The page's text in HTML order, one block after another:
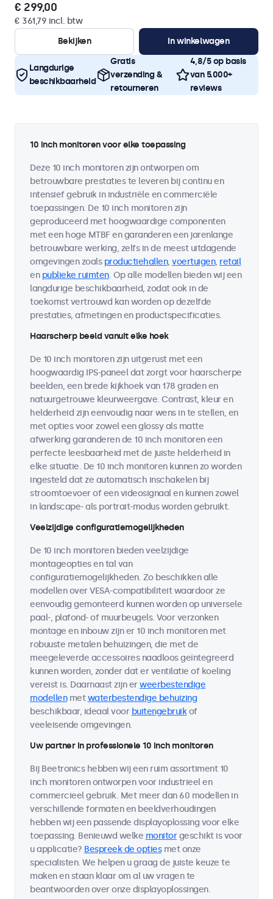
€ 299,00
€ 361,79 incl. btw
Bekijken
In winkelwagen
Langdurige
beschikbaarheid
Gratis
verzending &
retourneren
4,8/5 op basis
van 5.000+
reviews
10 inch monitoren voor elke toepassing
Deze 10 inch monitoren zijn ontworpen om
betrouwbare prestaties te leveren bij continu en
intensief gebruik in industriële en commerciële
toepassingen. De 10 inch monitoren zijn
geproduceerd met hoogwaardige componenten
met een hoge MTBF en garanderen een jarenlange
betrouwbare werking, zelfs in de meest uitdagende
omgevingen zoals productiehallen, voertuigen, retail
en publieke ruimten. Op alle modellen bieden wij een
langdurige beschikbaarheid, zodat ook in de
toekomst vertrouwd kan worden op dezelfde
prestaties, afmetingen en productspecificaties.
Haarscherp beeld vanuit elke hoek
De 10 inch monitoren zijn uitgerust met een
hoogwaardig IPS-paneel dat zorgt voor haarscherpe
beelden, een brede kijkhoek van 178 graden en
natuurgetrouwe kleurweergave. Contrast, kleur en
helderheid zijn eenvoudig naar wens in te stellen, en
met opties voor zowel een glossy als matte
afwerking garanderen de 10 inch monitoren een
perfecte leesbaarheid met de juiste helderheid in
elke situatie. De 10 inch monitoren kunnen zo worden
ingesteld dat ze automatisch inschakelen bij
stroomtoevoer of een videosignaal en kunnen zowel
in landscape- als portrait-modus worden gebruikt.
Veelzijdige configuratiemogelijkheden
De 10 inch monitoren bieden veelzijdige
montageopties en tal van
configuratiemogelijkheden. Zo beschikken alle
modellen over VESA-compatibiliteit waardoor ze
eenvoudig gemonteerd kunnen worden op universele
paal-, plafond- of muurbeugels. Voor verzonken
montage en inbouw zijn er 10 inch monitoren met
robuuste metalen behuizingen, die met de
meegeleverde accessoires naadloos geïntegreerd
kunnen worden, zonder dat er ventilatie of koeling
vereist is. Daarnaast zijn erweerbestendige
modellenmetwaterbestendige behuizing
beschikbaar, ideaal voor buitengebruikof
veeleisende omgevingen.
Uw partner in professionele 10 inch monitoren
Bij Beetronics hebben wij een ruim assortiment 10
inch monitoren ontworpen voor industrieel en
commercieel gebruik. Met meer dan 60 modellen in
verschillende formaten en beeldverhoudingen
hebben wij een passende displayoplossing voor elke
toepassing. Benieuwd welke monitorgeschikt is voor
u applicatie? Bespreek de optiesmet onze
specialisten. We helpen u graag de juiste keuze te
maken en staan klaar om al uw vragen te
beantwoorden over onze displayoplossingen.